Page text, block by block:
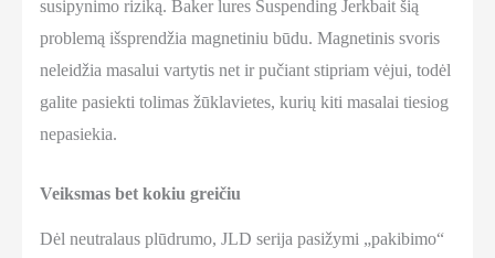
susipynimo riziką. Baker lures Suspending Jerkbait šią
problemą išsprendžia magnetiniu būdu. Magnetinis svoris
neleidžia masalui vartytis net ir pučiant stipriam vėjui, todėl
galite pasiekti tolimas žūklavietes, kurių kiti masalai tiesiog
nepasiekia.
Veiksmas bet kokiu greičiu
Dėl neutralaus plūdrumo, JLD serija pasižymi „pakibimo“